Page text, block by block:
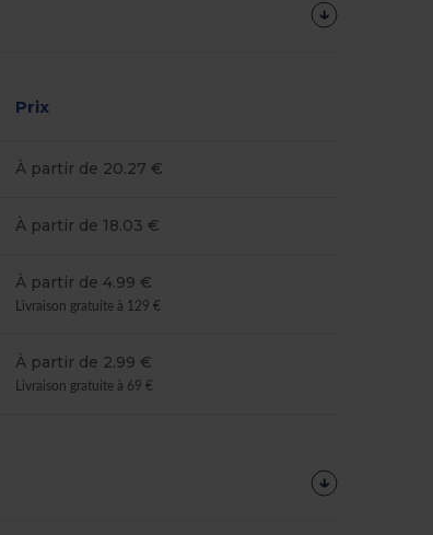
Prix
À partir de 20.27 €
À partir de 18.03 €
À partir de 4.99 €
Livraison gratuite à 129 €
À partir de 2.99 €
Livraison gratuite à 69 €